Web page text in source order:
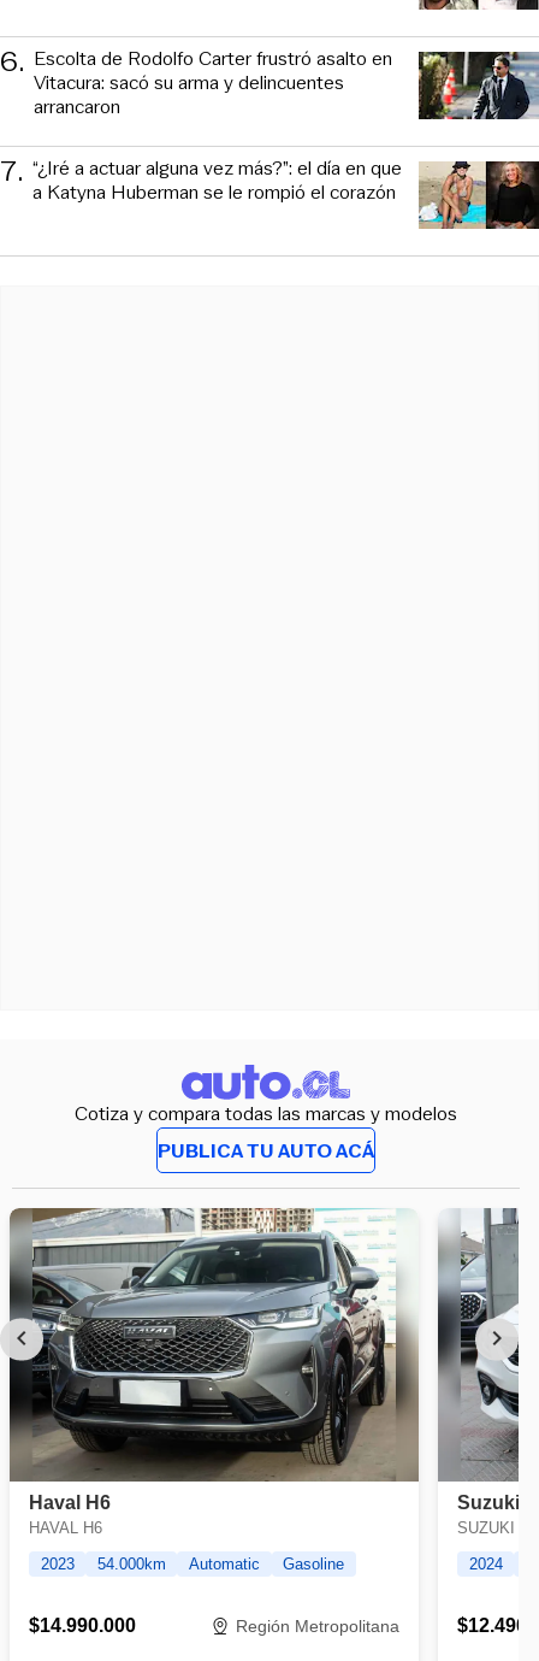
6. Escolta de Rodolfo Carter frustró asalto en
Vitacura: sacó su arma y delincuentes
arrancaron
7. “¿Iré a actuar alguna vez más?”: el día en que
a Katyna Huberman se le rompió el corazón
Cotiza y compara todas las marcas y modelos
PUBLICA TU AUTO ACÁ